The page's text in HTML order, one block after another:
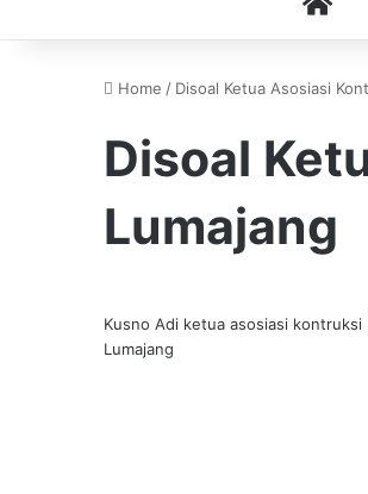
Home / Disoal Ketua Asosiasi
Disoal
Lumajang
Kusno Adi ketua asosiasi
Lumajang